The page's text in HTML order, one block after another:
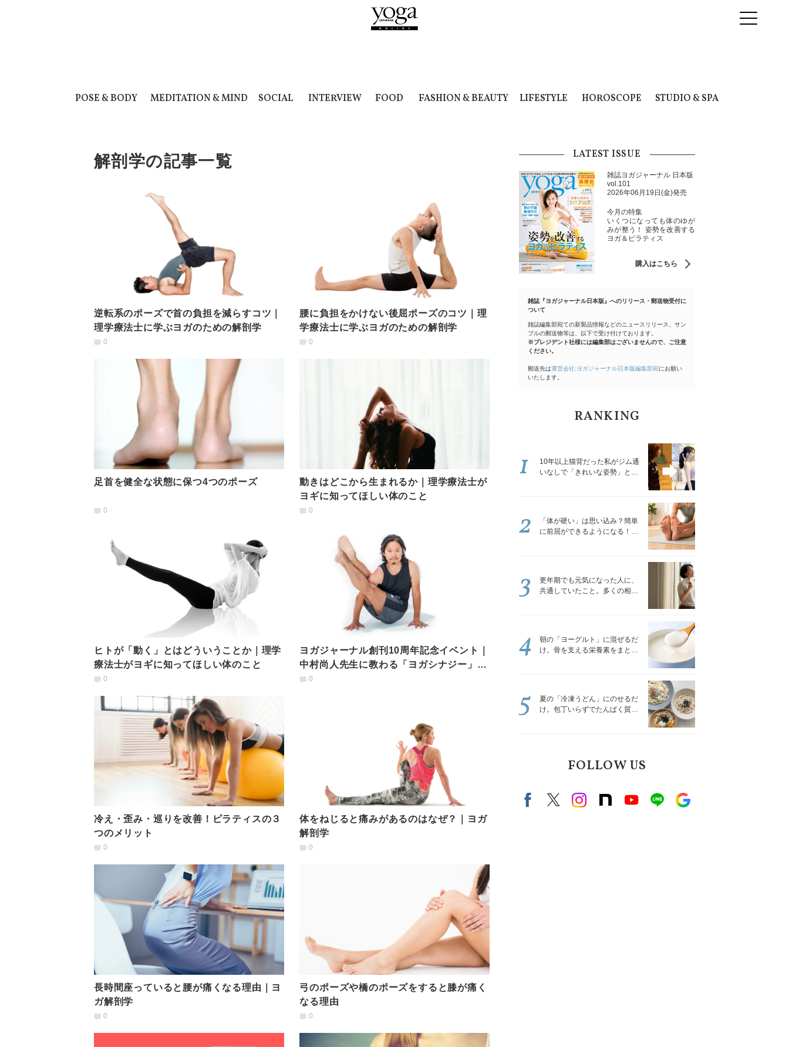
POSE & BODY MEDITATION & MIND SOCIAL INTERVIEW FOOD FASHION & BEAUTY LIFESTYLE HOROSCOPE STUDIO & SPA
解剖学の記事一覧
逆転系のポーズで首の負担を減らすコツ｜
理学療法士に学ぶヨガのための解剖学
0
腰に負担をかけない後屈ポーズのコツ｜理
学療法士に学ぶヨガのための解剖学
0
足首を健全な状態に保つ4つのポーズ
0
動きはどこから生まれるか｜理学療法士が
ヨギに知ってほしい体のこと
0
ヒトが「動く」とはどういうことか｜理学
療法士がヨギに知ってほしい体のこと
0
ヨガジャーナル創刊10周年記念イベント｜
中村尚人先生に教わる「ヨガシナジー」
10/6
0
冷え・歪み・巡りを改善！ピラティスの３
つのメリット
0
体をねじると痛みがあるのはなぜ？｜ヨガ
解剖学
0
長時間座っていると腰が痛くなる理由｜ヨ
ガ解剖学
0
弓のポーズや橋のポーズをすると膝が痛く
なる理由
0
LATEST ISSUE
雑誌ヨガジャーナル 日本版
vol.101
2026年06月19日(金)発売
今月の特集
いくつになっても体のゆが
みが整う！ 姿勢を改善する
ヨガ＆ピラティス
購入はこちら
雑誌『ヨガジャーナル日本版』へのリリース・郵送物受付に
ついて
雑誌編集部宛ての新製品情報などのニュースリリース、サン
プルの郵送物等は、以下で受け付けております。
※プレジデント社様には編集部はございませんので、ご注意
ください。
郵送先は運営会社:ヨガジャーナル日本版編集部宛にお願い
いたします。
RANKING
10年以上猫背だった私がジム通
いなしで「きれいな姿勢」と褒
1
「体が硬い」は思い込み？簡単
に前屈ができるようになる！腿
2
更年期でも元気になった人に、
共通していたこと。多くの相談
3
朝の「ヨーグルト」に混ぜるだ
け。骨を支える栄養素をまとめ
4
夏の「冷凍うどん」にのせるだ
け。包丁いらずでたんぱく質を
5
FOLLOW US
FacebookX（旧twitter）
instagram
note Youtubeline